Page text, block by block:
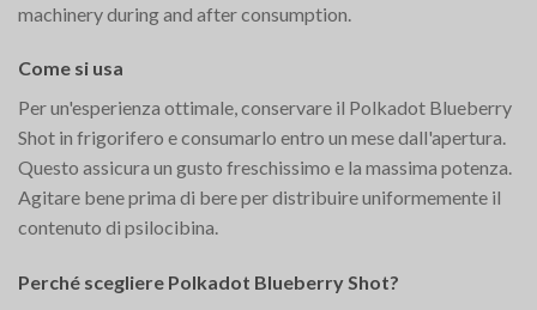
machinery during and after consumption.
Come si usa
Per un'esperienza ottimale, conservare il Polkadot Blueberry
Shot in frigorifero e consumarlo entro un mese dall'apertura.
Questo assicura un gusto freschissimo e la massima potenza.
Agitare bene prima di bere per distribuire uniformemente il
contenuto di psilocibina.
Perché scegliere Polkadot Blueberry Shot?